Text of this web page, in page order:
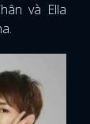
và Ella